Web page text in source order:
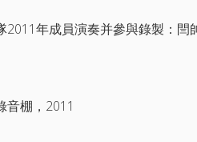
2011年成員演奏并參與錄製：閆
音棚，2011